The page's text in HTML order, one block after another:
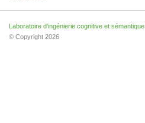
Laboratoire d'ingénierie cognitive et sémantique
© Copyright 2026